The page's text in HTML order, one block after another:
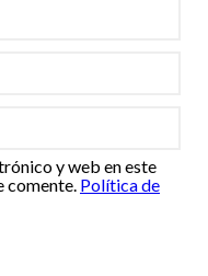
y web en este
comente. Política de